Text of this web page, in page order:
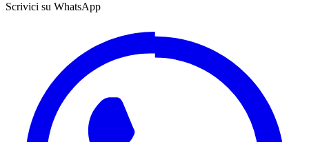
Scrivici su WhatsApp